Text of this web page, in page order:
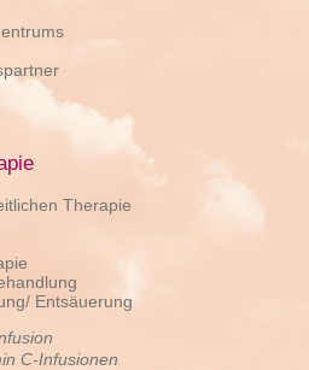
Therapie
Entsäuerung
C-Infusionen